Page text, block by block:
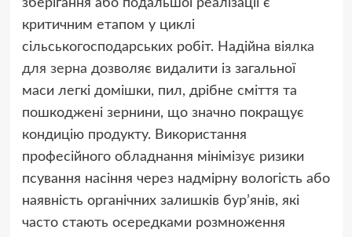
зберігання або подальшої реалізації є
критичним етапом у циклі
сільськогосподарських робіт. Надійна віялка
для зерна дозволяє видалити із загальної
маси легкі домішки, пил, дрібне сміття та
пошкоджені зернини, що значно покращує
кондицію продукту. Використання
професійного обладнання мінімізує ризики
псування насіння через надмірну вологість або
наявність органічних залишків бур’янів, які
часто стають осередками розмноження